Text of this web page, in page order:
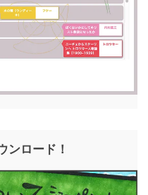
ンロード！